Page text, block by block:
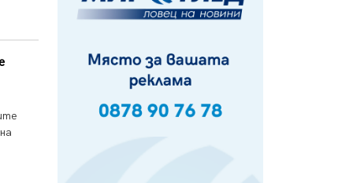
пенсионерите в Перник, вече са
факт
Пак ограничават камионите по
магистралите в петък и неделя.
07.08.2026, 07:55